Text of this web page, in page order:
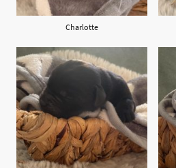
Charlotte